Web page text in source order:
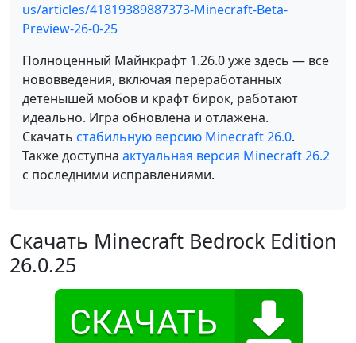
us/articles/41819389887373-Minecraft-Beta-
Preview-26-0-25
Полноценный Майнкрафт 1.26.0 уже здесь — все
нововведения, включая переработанных
детёнышей мобов и крафт бирок, работают
идеально. Игра обновлена и отлажена.
Скачать стабильную версию Minecraft 26.0.
Также доступна актуальная версия Minecraft 26.2
с последними исправлениями.
Скачать Minecraft Bedrock Edition
26.0.25